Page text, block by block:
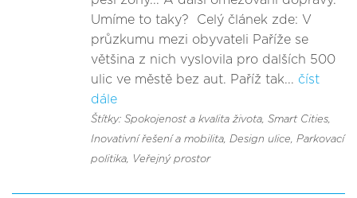
Umíme to taky? Celý článek zde: V
průzkumu mezi obyvateli Paříže se
většina z nich vyslovila pro dalších 500
ulic ve městě bez aut. Paříž tak... číst
dále
Štítky: Spokojenost a kvalita života, Smart Cities,
Inovativní řešení a mobilita, Design ulice, Parkovací
politika, Veřejný prostor